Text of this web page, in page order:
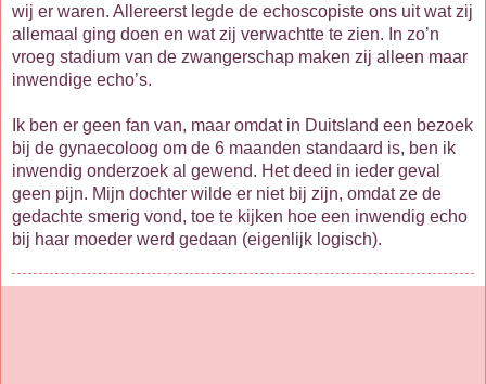
wij er waren. Allereerst legde de echoscopiste ons uit wat zij
allemaal ging doen en wat zij verwachtte te zien. In zo’n
vroeg stadium van de zwangerschap maken zij alleen maar
inwendige echo’s.
Ik ben er geen fan van, maar omdat in Duitsland een bezoek
bij de gynaecoloog om de 6 maanden standaard is, ben ik
inwendig onderzoek al gewend. Het deed in ieder geval
geen pijn. Mijn dochter wilde er niet bij zijn, omdat ze de
gedachte smerig vond, toe te kijken hoe een inwendig echo
bij haar moeder werd gedaan (eigenlijk logisch).